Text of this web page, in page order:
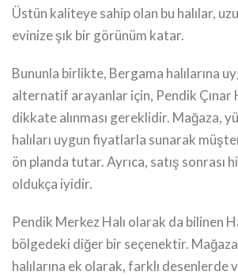
Üstün kaliteye sahip olan bu halılar,
evinize şık bir görünüm katar.
Bununla birlikte, Bergama halılarına
alternatif arayanlar için, Pendik Çınar
dikkate alınması gereklidir. Mağaza,
halıları uygun fiyatlarla sunarak
ön planda tutar. Ayrıca, satış sonrası
oldukça iyidir.
Pendik Merkez Halı olarak da bilinen
bölgedeki diğer bir seçenektir.
halılarına ek olarak, farklı